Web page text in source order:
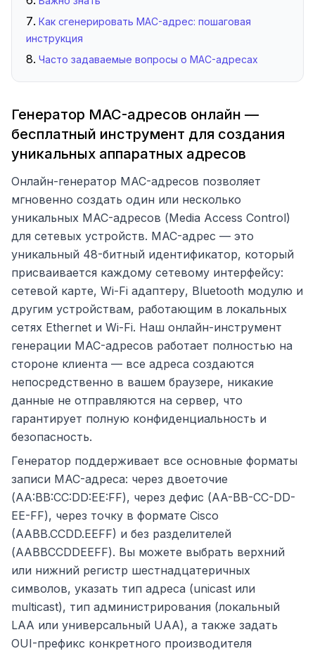
Как сгенерировать MAC-адрес: пошаговая
инструкция
Часто задаваемые вопросы о MAC-адресах
Генератор MAC-адресов онлайн —
бесплатный инструмент для создания
уникальных аппаратных адресов
Онлайн-генератор MAC-адресов позволяет
мгновенно создать один или несколько
уникальных MAC-адресов (Media Access Control)
для сетевых устройств. MAC-адрес — это
уникальный 48-битный идентификатор, который
присваивается каждому сетевому интерфейсу:
сетевой карте, Wi-Fi адаптеру, Bluetooth модулю и
другим устройствам, работающим в локальных
сетях Ethernet и Wi-Fi. Наш онлайн-инструмент
генерации MAC-адресов работает полностью на
стороне клиента — все адреса создаются
непосредственно в вашем браузере, никакие
данные не отправляются на сервер, что
гарантирует полную конфиденциальность и
безопасность.
Генератор поддерживает все основные форматы
записи MAC-адреса: через двоеточие
(AA:BB:CC:DD:EE:FF), через дефис (AA-BB-CC-DD-
EE-FF), через точку в формате Cisco
(AABB.CCDD.EEFF) и без разделителей
(AABBCCDDEEFF). Вы можете выбрать верхний
или нижний регистр шестнадцатеричных
символов, указать тип адреса (unicast или
multicast), тип администрирования (локальный
LAA или универсальный UAA), а также задать
OUI-префикс конкретного производителя